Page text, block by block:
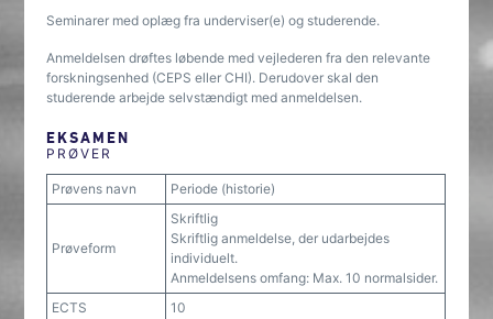
Seminarer med oplæg fra underviser(e) og studerende.
Anmeldelsen drøftes løbende med vejlederen fra den relevante
forskningsenhed (CEPS eller CHI). Derudover skal den
studerende arbejde selvstændigt med anmeldelsen.
EKSAMEN
PRØVER
Prøvens navn Periode (historie)
Prøveform
Skriftlig
Skriftlig anmeldelse, der udarbejdes
individuelt.
Anmeldelsens omfang: Max. 10 normalsider.
ECTS
10